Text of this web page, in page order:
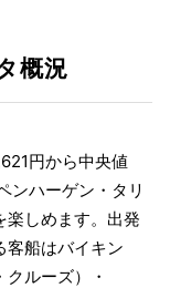
概況
円から中央値
ンハーゲン・タリ
楽しめます。出発
客船はバイキン
ルーズ）・